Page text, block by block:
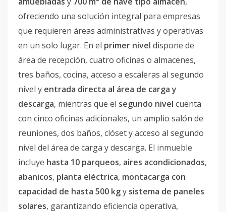
ofreciendo una solución integral para empresas
que requieren áreas administrativas y operativas
en un solo lugar. En el primer nivel dispone de
área de recepción, cuatro oficinas o almacenes,
tres baños, cocina, acceso a escaleras al segundo
nivel y entrada directa al área de carga y
descarga, mientras que el segundo nivel cuenta
con cinco oficinas adicionales, un amplio salón de
reuniones, dos baños, clóset y acceso al segundo
nivel del área de carga y descarga. El inmueble
incluye hasta 10 parqueos, aires acondicionados,
abanicos, planta eléctrica, montacarga con
capacidad de hasta 500 kgy sistema de paneles
solares, garantizando eficiencia operativa,